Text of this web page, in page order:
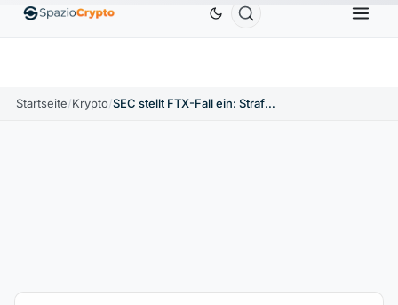
TetherUSDT0,9991 $ 586,64 $↑2.10% 0,9995 $
Startseite/Krypto/ SEC stellt FTX-Fall ein: Strafen für ehemalige Führungskräfte